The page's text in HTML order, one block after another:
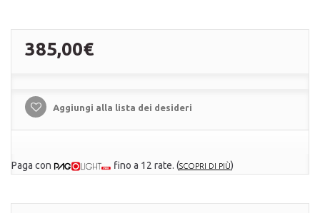
385,00€
Aggiungi alla lista dei desideri
Paga con fino a 12 rate. (SCOPRI DI PIÙ)